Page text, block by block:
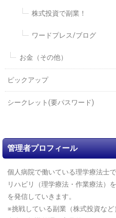
株式投資で副業！
ワードプレス/ブログ
お金（その他）
ピックアップ
シークレット(要パスワード)
管理者プロフィール
個人病院で働いている理学療法士で
リハビリ（理学療法・作業療法）
を発信していきます。
※挑戦している副業（株式投資など